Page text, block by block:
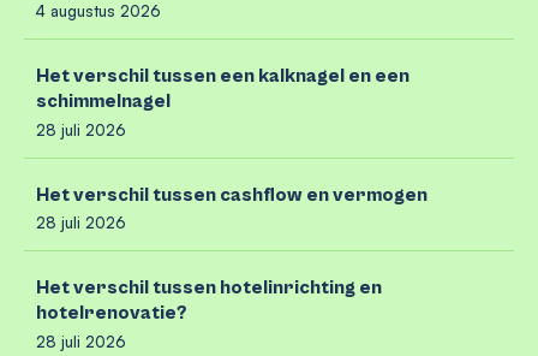
4 augustus 2026
Het verschil tussen een kalknagel en een
schimmelnagel
28 juli 2026
Het verschil tussen cashflow en vermogen
28 juli 2026
Het verschil tussen hotelinrichting en
hotelrenovatie?
28 juli 2026